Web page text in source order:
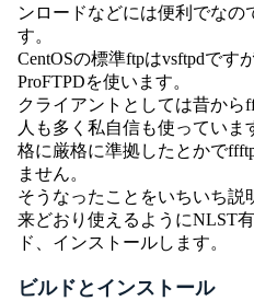
ンロードなどには便利でなの
す。
CentOSの標準ftpはvsftpdです
ProFTPDを使います。
クライアントとしては昔か
人も多く私自信も使っていま
格に厳格に準拠したとかで
ません。
そうなったことをいちいち説
来どおり使えるようにNLST
ド、インストールします。
ビルドとインストール